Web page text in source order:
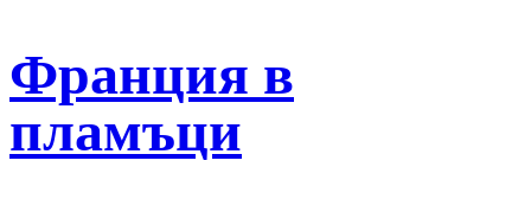
Франция в
пламъци